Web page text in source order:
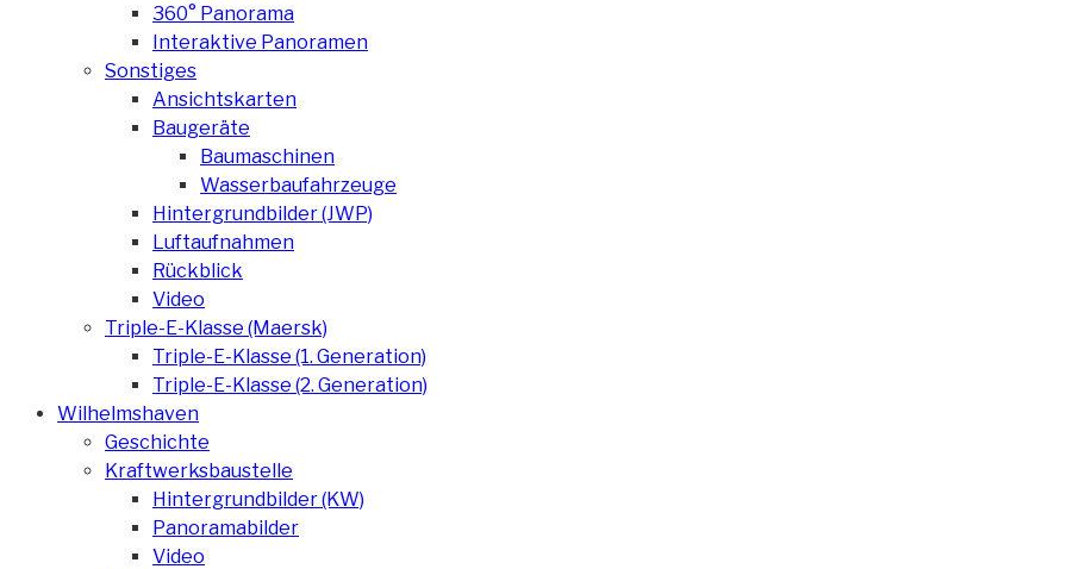
360° Panorama
Interaktive Panoramen
Sonstiges
Ansichtskarten
Baugeräte
Baumaschinen
Wasserbaufahrzeuge
Hintergrundbilder (JWP)
Luftaufnahmen
Rückblick
Video
Triple-E-Klasse (Maersk)
Triple-E-Klasse (1. Generation)
Triple-E-Klasse (2. Generation)
Wilhelmshaven
Geschichte
Kraftwerksbaustelle
Hintergrundbilder (KW)
Panoramabilder
Video